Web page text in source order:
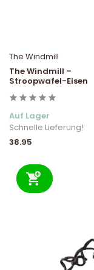
The Windmill
The Windmill –
Stroopwafel-Eisen
Auf Lager
Schnelle Lieferung!
38.95